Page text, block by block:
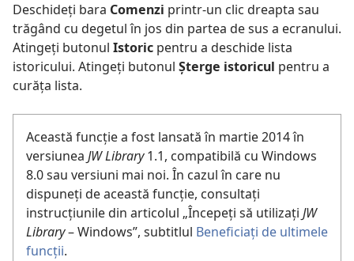
Deschideți bara Comenzi printr-un clic dreapta sau
trăgând cu degetul în jos din partea de sus a ecranului.
Atingeți butonul Istoric pentru a deschide lista
istoricului. Atingeți butonul Șterge istoricul pentru a
curăța lista.
Această funcție a fost lansată în martie 2014 în
versiunea JW Library1.1, compatibilă cu Windows
8.0 sau versiuni mai noi. În cazul în care nu
dispuneți de această funcție, consultați
instrucțiunile din articolul „Începeți să utilizați JW
Library– Windows”, subtitlul Beneficiați de ultimele
funcții.